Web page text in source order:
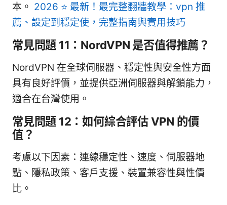
本。 2026 ⭐ 最新！最完整翻牆教學：vpn 推
薦、設定到穩定使，完整指南與實用技巧
常見問題 11：NordVPN 是否值得推薦？
NordVPN 在全球伺服器、穩定性與安全性方面
具有良好評價，並提供亞洲伺服器與解鎖能力，
適合在台灣使用。
常見問題 12：如何綜合評估 VPN 的價
值？
考慮以下因素：連線穩定性、速度、伺服器地
點、隱私政策、客戶支援、裝置兼容性與性價
比。